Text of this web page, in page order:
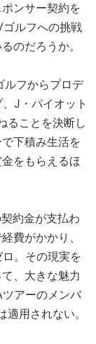
ンサー契約を
ルフへの挑戦
のだろうか。
ルフからプロデ
J・パイオット
ることを決断し
下積み生活を
をもらえるほ
約金が支払わ
費がかかり、
。その現実を
、大きな魅力
アーのメンバ
用されない。